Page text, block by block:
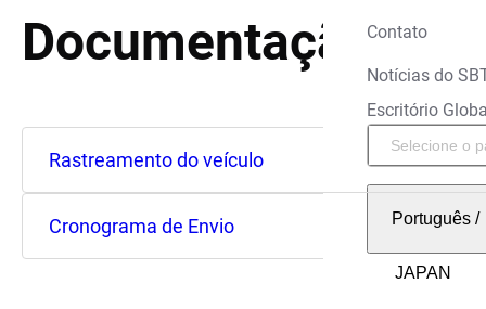
Contato
Notícias do
Escritório
Português/
Documentação
Rastreamento do veículo
Cronograma de Envio